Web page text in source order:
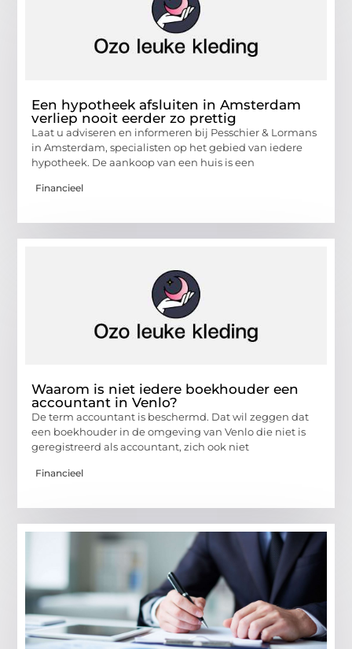
Een hypotheek afsluiten in Amsterdam
verliep nooit eerder zo prettig
Laat u adviseren en informeren bij Pesschier & Lormans
in Amsterdam, specialisten op het gebied van iedere
hypotheek. De aankoop van een huis is een
Financieel
Waarom is niet iedere boekhouder een
accountant in Venlo?
De term accountant is beschermd. Dat wil zeggen dat
een boekhouder in de omgeving van Venlo die niet is
geregistreerd als accountant, zich ook niet
Financieel